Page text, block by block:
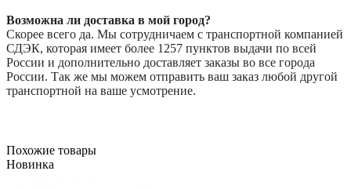
Возможна ли доставка в мой город?
Скорее всего да. Мы сотрудничаем с транспортной компанией
СДЭК, которая имеет более 1257 пунктов выдачи по всей
России и дополнительно доставляет заказы во все города
России. Так же мы можем отправить ваш заказ любой другой
транспортной на ваше усмотрение.
Похожие товары
Новинка